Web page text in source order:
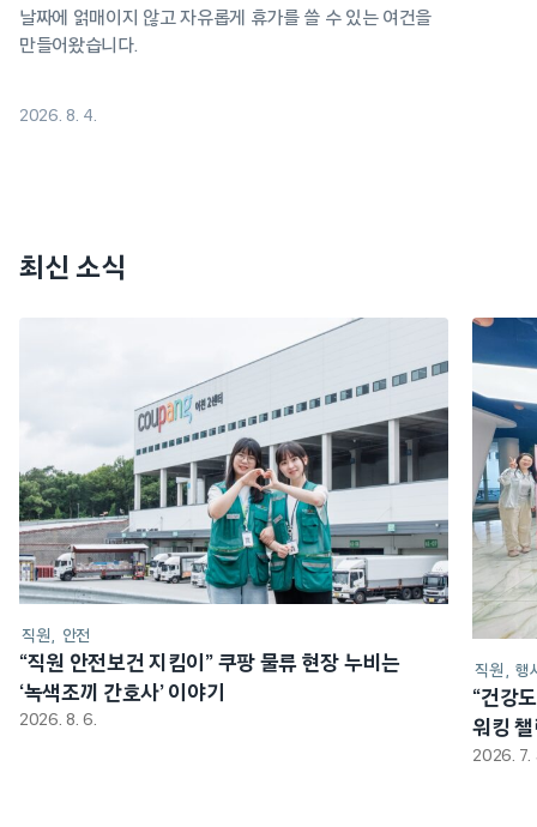
날짜에 얽매이지 않고 자유롭게 휴가를 쓸 수 있는 여건을
만들어왔습니다.
2026. 8. 4.
최신 소식
직원 안전
“직원 안전보건 지킴이” 쿠팡 물류 현장 누비는
‘녹색조끼 간호사’ 이야기
2026. 8. 6.
직원 행
“건강
워킹
2026. 7.